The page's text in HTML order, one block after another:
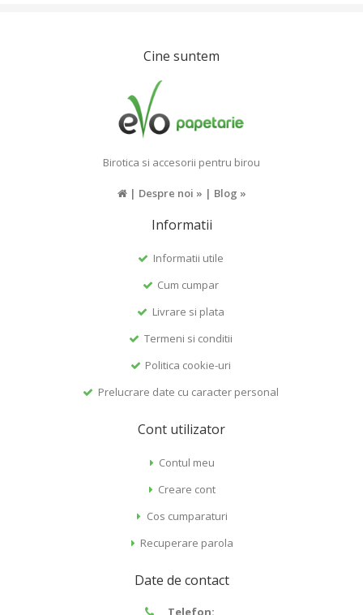
Cine suntem
Birotica si accesorii pentru birou
| Despre noi » | Blog »
Informatii
Informatii utile
Cum cumpar
Livrare si plata
Termeni si conditii
Politica cookie-uri
Prelucrare date cu caracter personal
Cont utilizator
Contul meu
Creare cont
Cos cumparaturi
Recuperare parola
Date de contact
Telefon: